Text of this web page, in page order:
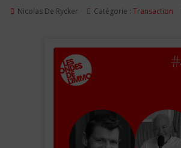
Nicolas De Rycker Catégorie : Transaction